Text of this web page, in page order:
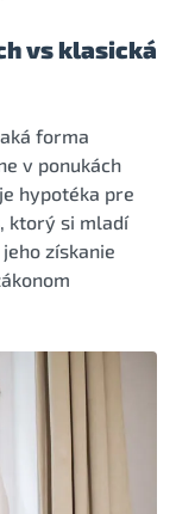
vs klasická
forma
v ponukách
hypotéka pre
, ktorý si mladí
získanie